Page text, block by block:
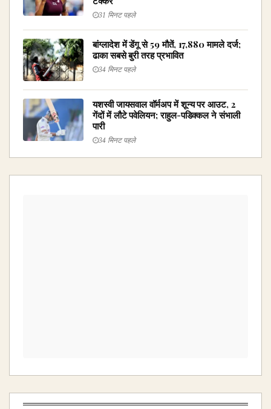
31 मिनट पहले
बांग्लादेश में डेंगू से 59 मौतें, 17,880 मामले दर्ज;
ढाका सबसे बुरी तरह प्रभावित
34 मिनट पहले
यशस्वी जायसवाल वॉर्मअप में शून्य पर आउट, 2
गेंदों में लौटे पवेलियन; राहुल-पडिक्कल ने संभाली
पारी
34 मिनट पहले